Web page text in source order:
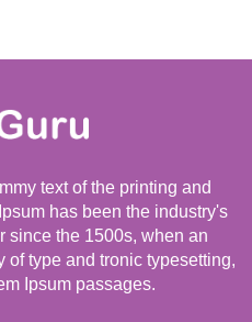
text of the printing and
has been the industry's
since the 1500s, when an
of type and tronic typesetting,
Ipsum passages.